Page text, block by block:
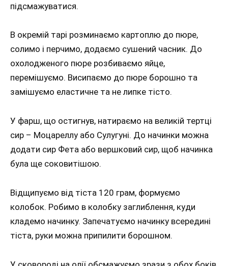
підсмажуватися.
В окремій тарі розминаємо картоплю до пюре,
солимо і перчимо, додаємо сушений часник. До
охолодженого пюре розбиваємо яйце,
перемішуємо. Висипаємо до пюре борошно та
замішуємо еластичне та не липке тісто.
У фарш, що остигнув, натираємо на великій тертці
сир – Моцареллу або Сулугуні. До начинки можна
додати сир Фета або вершковий сир, щоб начинка
була ще соковитішою.
Відщипуємо від тіста 120 грам, формуємо
колобок. Робимо в колобку заглиблення, куди
кладемо начинку. Запечатуємо начинку всередині
тіста, руки можна припилити борошном.